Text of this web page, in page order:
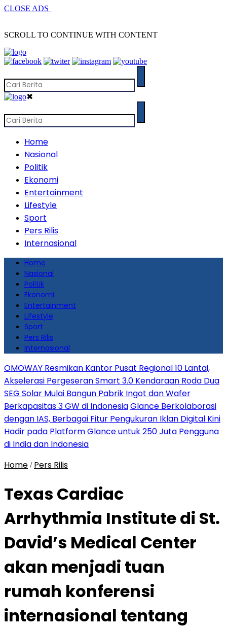
CLOSE ADS
SCROLL TO CONTINUE WITH CONTENT
✖
Home
Nasional
Politik
Ekonomi
Entertainment
Lifestyle
Sport
Pers Rilis
Internasional
Home
Nasional
Politik
Ekonomi
Entertainment
Lifestyle
Sport
Pers Rilis
Internasional
OMOWAY Resmikan Kantor Pusat Regional 10 Lantai,
Akselerasi Pergeseran Smart 3.0 Kendaraan Roda Dua
SEG Solar Mulai Bangun Pabrik Ingot dan Wafer
Berkapasitas 3 GW di IndonesiaGlance Berkolaborasi
dengan IAS, Berbagai Fitur Pengukuran Iklan Digital Kini
Hadir pada Platform Glance untuk 250 Juta Pengguna
di India dan Indonesia
Home / Pers Rilis
Texas Cardiac
Arrhythmia Institute di St.
David’s Medical Center
akan menjadi tuan
rumah konferensi
internasional tentang